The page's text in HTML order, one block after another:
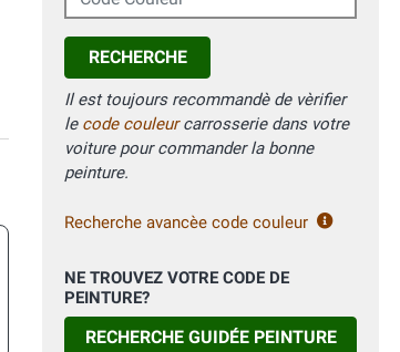
RECHERCHE
Il est toujours recommandè de vèrifier
le code couleurcarrosserie dans votre
voiture pour commander la bonne
peinture.
Recherche avancèe code couleur
NE TROUVEZ VOTRE CODE DE
PEINTURE?
RECHERCHE GUIDÉE PEINTURE